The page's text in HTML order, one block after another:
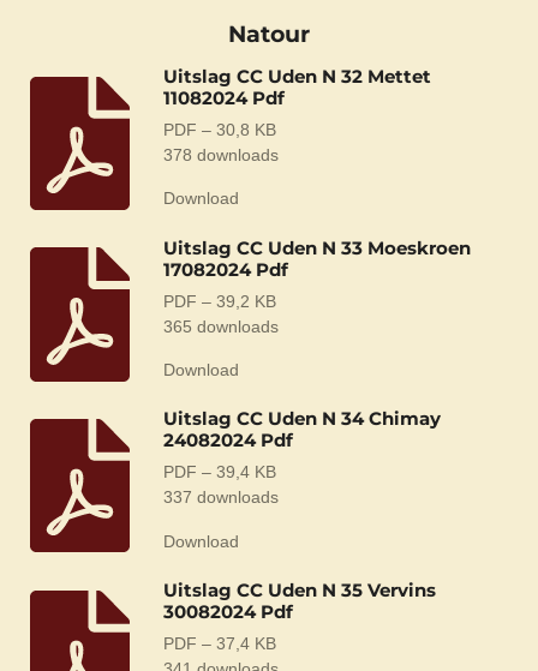
Natour
Uitslag CC Uden N 32 Mettet
11082024 Pdf
PDF – 30,8 KB
378 downloads
Download
Uitslag CC Uden N 33 Moeskroen
17082024 Pdf
PDF – 39,2 KB
365 downloads
Download
Uitslag CC Uden N 34 Chimay
24082024 Pdf
PDF – 39,4 KB
337 downloads
Download
Uitslag CC Uden N 35 Vervins
30082024 Pdf
PDF – 37,4 KB